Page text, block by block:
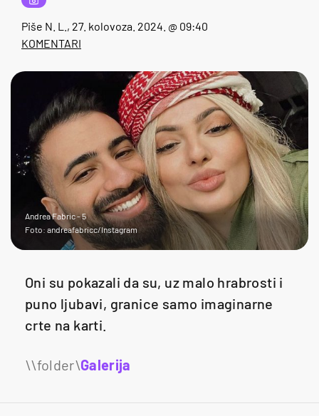
Piše N. L. , 27. kolovoza. 2024. @ 09:40
KOMENTARI
Andrea Fabric - 5
Foto: andreafabricc/Instagram
Oni su pokazali da su, uz malo hrabrosti i
puno ljubavi, granice samo imaginarne
crte na karti.
Galerija